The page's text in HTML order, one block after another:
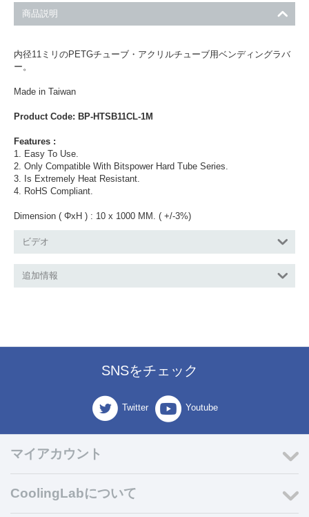
商品説明
内径11ミリのPETGチューブ・アクリルチューブ用ベンディングラバ
ー。
Made in Taiwan
Product Code: BP-HTSB11CL-1M
Features :
1. Easy To Use.
2. Only Compatible With Bitspower Hard Tube Series.
3. Is Extremely Heat Resistant.
4. RoHS Compliant.
Dimension ( ΦxH ) : 10 x 1000 MM. ( +/-3%)
ビデオ
追加情報
SNSをチェック
Twitter Youtube
マイアカウント
CoolingLabについて